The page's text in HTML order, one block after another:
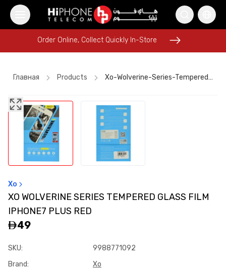
Apple Watch Tempered Glass
Wireless Charger AirTags
iPhone 17 Pro Max
Order Online, Collect Quickly In-Store
iPhone 15 iPhone Case
Lightning Cable Pitaka Case
Rhode Lipstick Car Holder
Order Online, Collect Quickly In-Store
Главная Products Xo-Wolverine-Series-Tempered-Glass-Film-Iphone7-Plus-Red
Xo
XO WOLVERINE SERIES TEMPERED GLASS FILM
IPHONE7 PLUS RED
49
SKU:
9988771092
Brand: Xo